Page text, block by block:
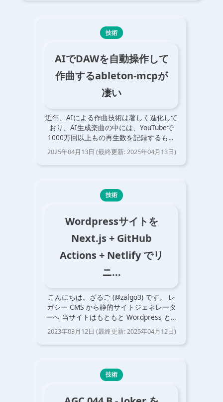
技術
AIでDAWを自動操作して
作曲するableton-mcpが
凄い
近年、AIによる作曲技術は著しく進化して
おり、AI生成楽曲の中には、YouTubeで
1000万回以上もの再生数を記録するもの
もあります。 しかし、従来の音楽生成AI
(Suno AI など)は、MIX されたオーディオ
ファイルを生成するため…
2025年04月13日 (最終更新:2025年04月13日)
技術
Wordpressサイトを
Next.js + GitHub
Actions + Netlify でリ
ニ...
こんにちは。ざるご (@zalgo3) です。 レ
ガシー CMS から静的サイトジェネレータ
ーへ 当サイトはもともと Wordpress とい
う CMS (Contents Management System)
で構築されており、エックスサ…
2023年03月12日 (最終更新:2025年04月12日)
技術